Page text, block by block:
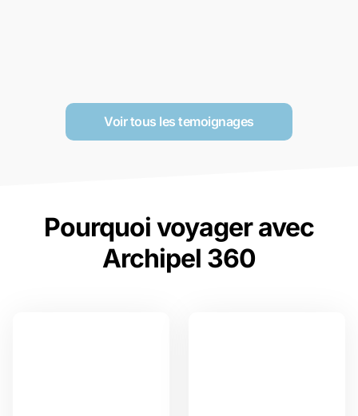
Voir tous les temoignages
Pourquoi voyager avec
Archipel 360